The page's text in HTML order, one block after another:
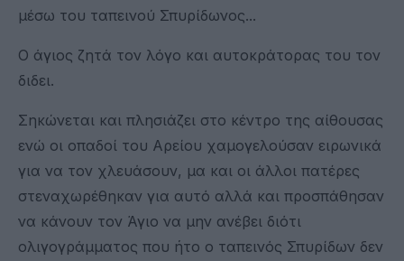
μέσω του ταπεινού Σπυρίδωνος...
Ο άγιος ζητά τον λόγο και αυτοκράτορας του τον
διδει.
Σηκώνεται και πλησιάζει στο κέντρο της αίθουσας
ενώ οι οπαδοί του Αρείου χαμογελούσαν ειρωνικά
για να τον χλευάσουν, μα και οι άλλοι πατέρες
στεναχωρέθηκαν για αυτό αλλά και προσπάθησαν
να κάνουν τον Άγιο να μην ανέβει διότι
ολιγογράμματος που ήτο ο ταπεινός Σπυρίδων δεν